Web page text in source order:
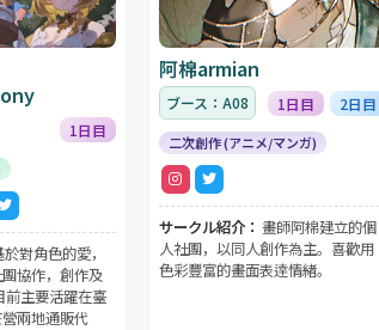
1日目
於對角色的愛，
協作，創作及
前主要活躍在臺
兩地通販代
阿棉armian
ブース：A08 1日目 2日目
二次創作 (アニメ/マンガ)
サークル紹介： 畫師阿棉建立的個
人社團，以同人創作為主。喜歡用
色彩豐富的畫面表逹情緖。